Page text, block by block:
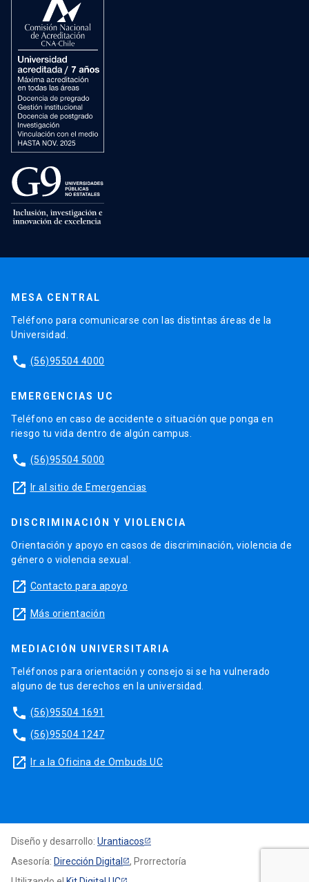
MESA CENTRAL
Teléfono para comunicarse con las distintas áreas de la
Universidad.
phone (56)95504 4000
EMERGENCIAS UC
Teléfono en caso de accidente o situación que ponga en
riesgo tu vida dentro de algún campus.
phone (56)95504 5000
launch Ir al sitio de Emergencias
DISCRIMINACIÓN Y VIOLENCIA
Orientación y apoyo en casos de discriminación, violencia de
género o violencia sexual.
launch Contacto para apoyo
launch Más orientación
MEDIACIÓN UNIVERSITARIA
Teléfonos para orientación y consejo si se ha vulnerado
alguno de tus derechos en la universidad.
phone (56)95504 1691
phone (56)95504 1247
launch Ir a la Oficina de Ombuds UC
Diseño y desarrollo: Urantiacos
Asesoría: Dirección Digital
, Prorrectoría